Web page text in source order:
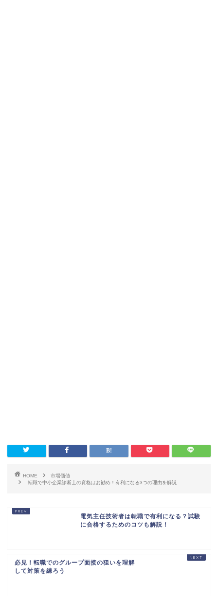
HOME
市場価値
転職で中小企業診断士の資格はお勧め！有利になる3つの理由を解説
電気主任技術者は転職で有利になる？試験
に合格するためのコツも解説！
必見！転職でのグループ面接の狙いを理解
して対策を練ろう